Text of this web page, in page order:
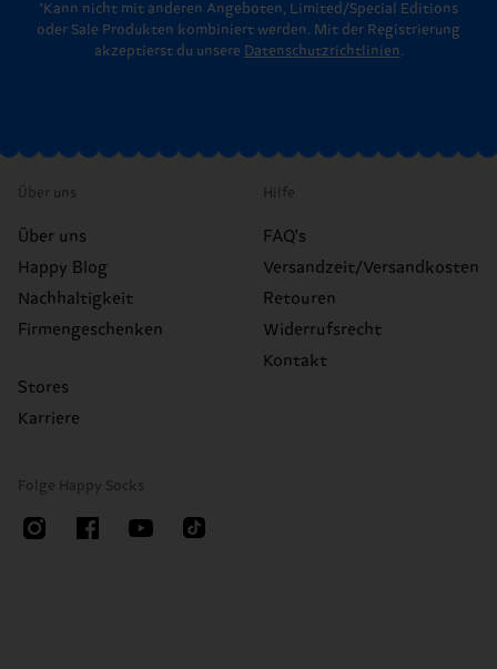
*Kann nicht mit anderen Angeboten, Limited/Special Editions
oder Sale Produkten kombiniert werden. Mit der Registrierung
akzeptierst du unsere Datenschutzrichtlinien.
Über uns
Über uns
Happy Blog
Nachhaltigkeit
Firmengeschenken
Stores
Karriere
Hilfe
FAQ's
Versandzeit/Versandkosten
Retouren
Widerrufsrecht
Kontakt
Folge Happy Socks